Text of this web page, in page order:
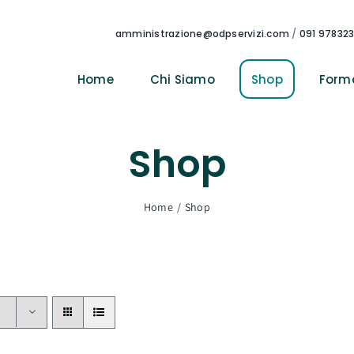
amministrazione@odpservizi.com / 091
Home Chi Siamo Shop
Shop
Home Shop